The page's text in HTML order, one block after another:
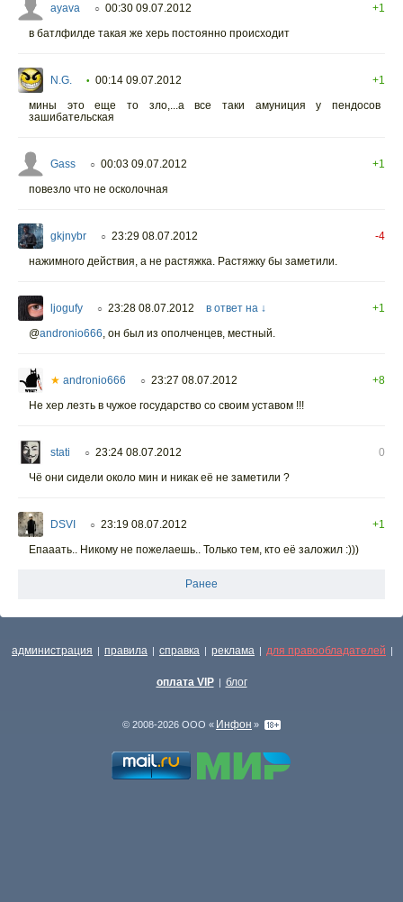
ayava ○ 00:30 09.07.2012
+1
в батлфилде такая же херь постоянно происходит
N.G. • 00:14 09.07.2012
+1
мины это еще то зло,...а все таки амуниция у пендосов
зашибательская
Gass ○ 00:03 09.07.2012
+1
повезло что не осколочная
gkjnybr ○ 23:29 08.07.2012
-4
нажимного действия, а не растяжка. Растяжку бы заметили.
ljogufy ○ 23:28 08.07.2012 в ответ на ↓
+1
@andronio666 он был из ополченцев, местный.
★ andronio666 ○ 23:27 08.07.2012
+8
Не хер лезть в чужое государство со своим уставом !!!
stati ○ 23:24 08.07.2012
0
Чё они сидели около мин и никак её не заметили ?
DSVI ○ 23:19 08.07.2012
+1
Епааать.. Никому не пожелаешь.. Только тем, кто её заложил :)))
Ранее
администрация | правила | справка | реклама | для правообладателей |
оплата VIP | блог
© 2008-2026 ООО « Инфон »